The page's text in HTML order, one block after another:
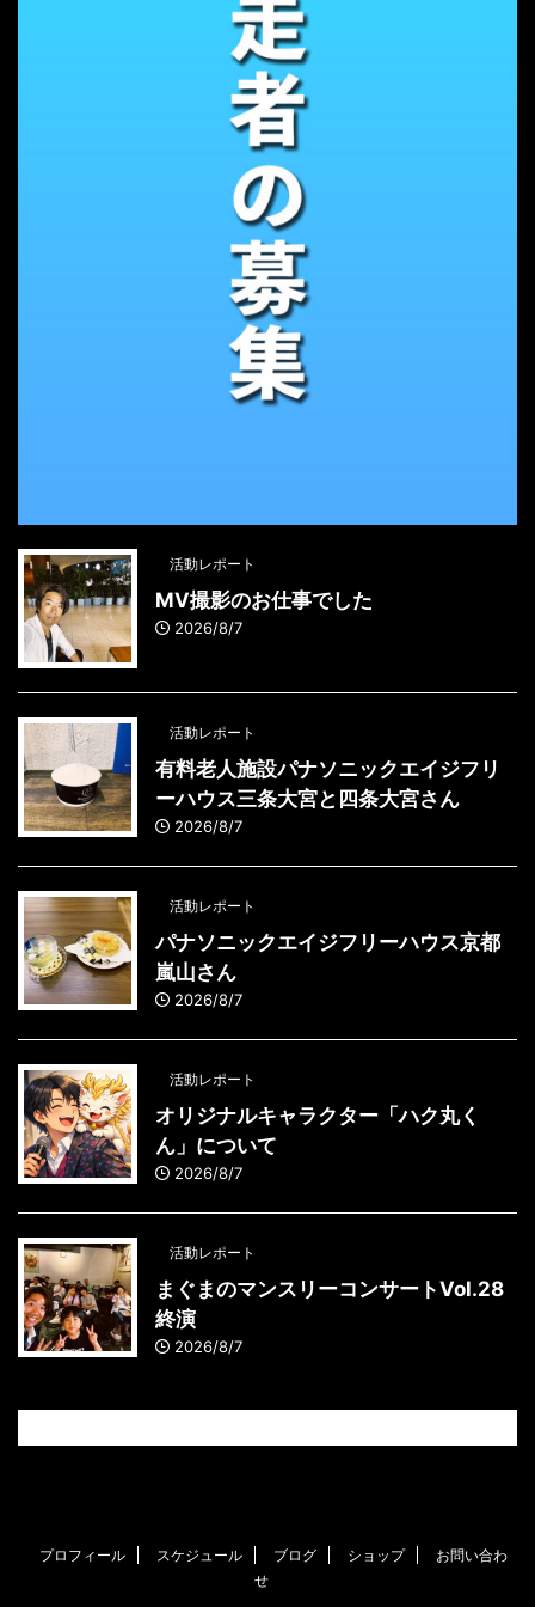
活動レポート
MV撮影のお仕事でした
2026/8/7
活動レポート
有料老人施設パナソニックエイジフリ
ーハウス三条大宮と四条大宮さん
2026/8/7
活動レポート
パナソニックエイジフリーハウス京都
嵐山さん
2026/8/7
活動レポート
オリジナルキャラクター「ハク丸く
ん」について
2026/8/7
活動レポート
まぐまのマンスリーコンサートVol.28
終演
2026/8/7
プロフィール スケジュール ブログ ショップ
お問い合わ
せ